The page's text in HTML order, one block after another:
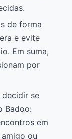
de forma
e evite
Em suma,
por
decidir se
Badoo:
em
ou